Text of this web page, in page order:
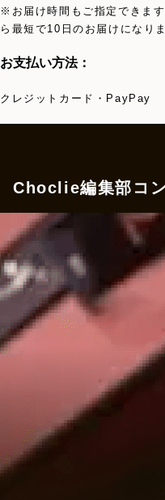
※お届け時間もご指定できま
ら最短で10日のお届けになりま
お支払い方法：
クレジットカード・PayPay
Choclie編集部コ